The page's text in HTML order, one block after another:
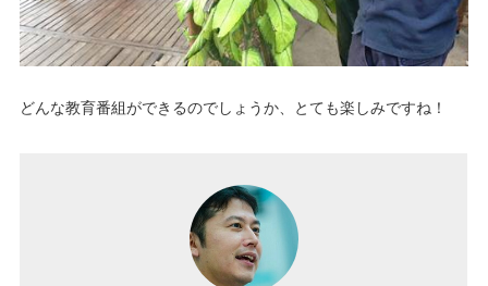
どんな教育番組ができるのでしょうか、とても楽しみですね！